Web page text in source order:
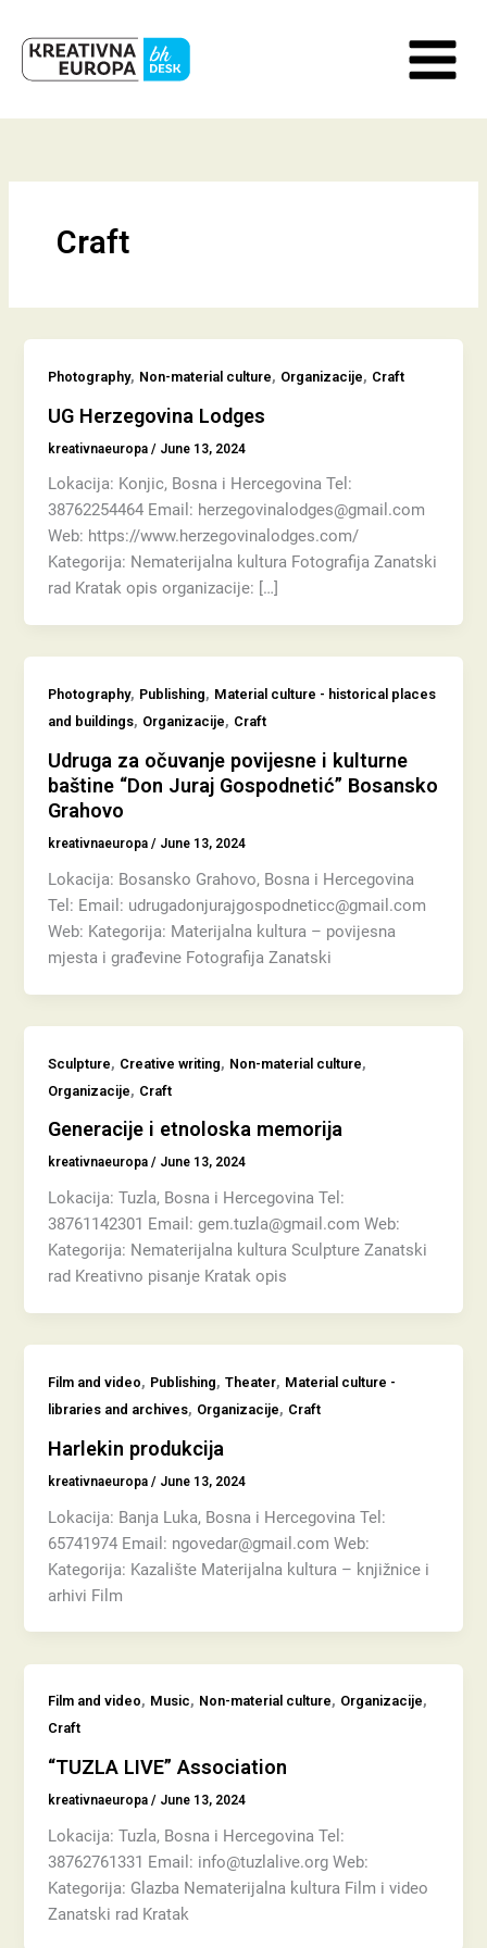
content
Craft
Photography, Non-material culture, Organizacije, Craft
UG Herzegovina Lodges
kreativnaeuropa/ June 13, 2024
Lokacija: Konjic, Bosna i Hercegovina Tel:
38762254464 Email: herzegovinalodges@gmail.com
Web: https://www.herzegovinalodges.com/
Kategorija: Nematerijalna kultura Fotografija Zanatski
rad Kratak opis organizacije: […]
Photography, Publishing, Material culture - historical places
and buildings, Organizacije, Craft
Udruga za očuvanje povijesne i kulturne
baštine “Don Juraj Gospodnetić” Bosansko
Grahovo
kreativnaeuropa/ June 13, 2024
Lokacija: Bosansko Grahovo, Bosna i Hercegovina
Tel: Email: udrugadonjurajgospodneticc@gmail.com
Web: Kategorija: Materijalna kultura – povijesna
mjesta i građevine Fotografija Zanatski
Sculpture, Creative writing, Non-material culture,
Organizacije, Craft
Generacije i etnoloska memorija
kreativnaeuropa/ June 13, 2024
Lokacija: Tuzla, Bosna i Hercegovina Tel:
38761142301 Email: gem.tuzla@gmail.com Web:
Kategorija: Nematerijalna kultura Sculpture Zanatski
rad Kreativno pisanje Kratak opis
Film and video, Publishing,Theater, Material culture -
libraries and archives, Organizacije, Craft
Harlekin produkcija
kreativnaeuropa/ June 13, 2024
Lokacija: Banja Luka, Bosna i Hercegovina Tel:
65741974 Email: ngovedar@gmail.com Web:
Kategorija: Kazalište Materijalna kultura – knjižnice i
arhivi Film
Film and video, Music, Non-material culture, Organizacije,
Craft
“TUZLA LIVE” Association
kreativnaeuropa/ June 13, 2024
Lokacija: Tuzla, Bosna i Hercegovina Tel:
38762761331 Email: info@tuzlalive.org Web:
Kategorija: Glazba Nematerijalna kultura Film i video
Zanatski rad Kratak